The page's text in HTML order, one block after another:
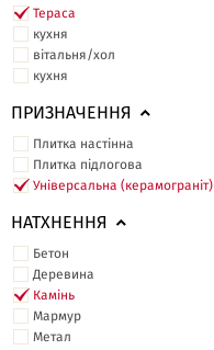
Тераса
кухня
вітальня/хол
кухня
ПРИЗНАЧЕННЯ
Плитка настінна
Плитка підлогова
Універсальна (керамограніт)
НАТХНЕННЯ
Бетон
Деревина
Камінь
Мармур
Метал